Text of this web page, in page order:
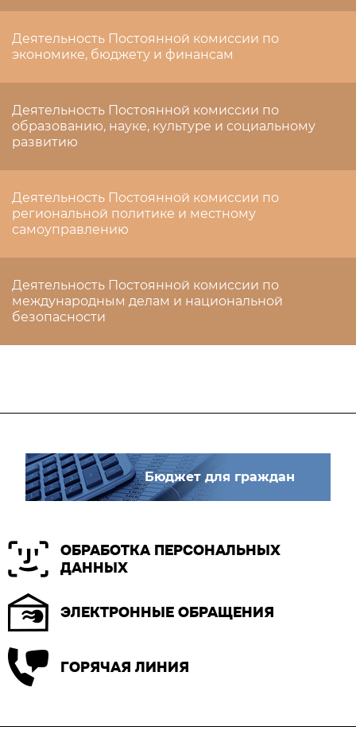
Деятельность Постоянной комиссии по
экономике, бюджету и финансам
Деятельность Постоянной комиссии по
образованию, науке, культуре и социальному
развитию
Деятельность Постоянной комиссии по
региональной политике и местному
самоуправлению
Деятельность Постоянной комиссии по
международным делам и национальной
безопасности
Бюджет для граждан
ОБРАБОТКА ПЕРСОНАЛЬНЫХ
ДАННЫХ
ЭЛЕКТРОННЫЕ ОБРАЩЕНИЯ
ГОРЯЧАЯ ЛИНИЯ